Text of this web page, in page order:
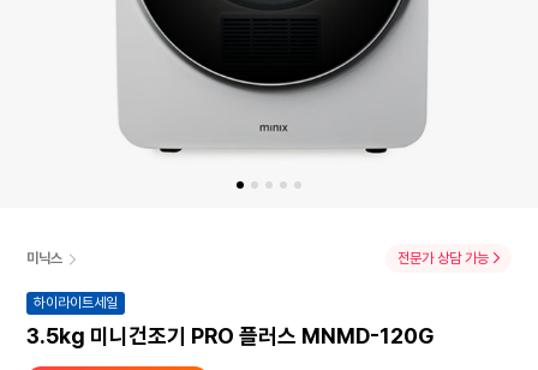
미닉스 전문가 상담 가능
하이라이트세일
3.5kg 미니건조기 PRO 플러스 MNMD-120G